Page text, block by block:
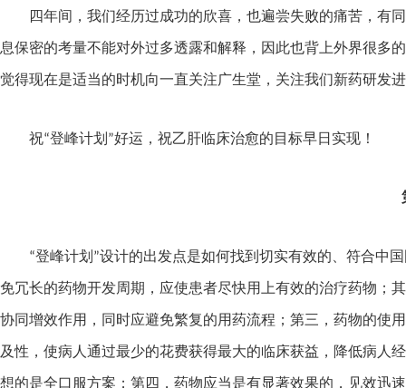
四年间，我们经历过成功的欣喜，也遍尝失败的痛苦，有
息保密的考量不能对外过多透露和解释，因此也背上外界很多
觉得现在是适当的时机向一直关注广生堂，关注我们新药研发
祝“登峰计划”好运，祝乙肝临床治愈的目标早日实现！
“登峰计划”设计的出发点是如何找到切实有效的、符合中
免冗长的药物开发周期，应使患者尽快用上有效的治疗药物；
协同增效作用，同时应避免繁复的用药流程；第三，药物的使
及性，使病人通过最少的花费获得最大的临床获益，降低病人
想的是全口服方案；第四，药物应当是有显著效果的，见效迅